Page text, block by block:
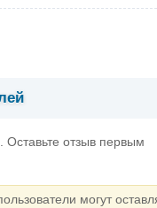
Оставьте отзыв первым
могут